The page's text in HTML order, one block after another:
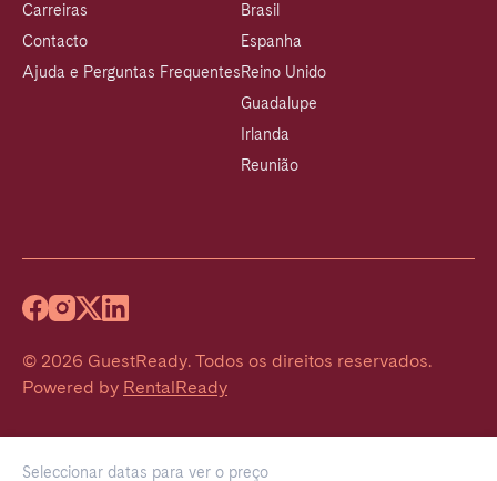
Seleccionar datas para ver o preço
Carreiras
Contacto
Ajuda e Perguntas Frequentes
Brasil
Espanha
Reino Unido
Guadalupe
Irlanda
Reunião
© 2026 GuestReady. Todos os direitos reservados.
Powered by RentalReady